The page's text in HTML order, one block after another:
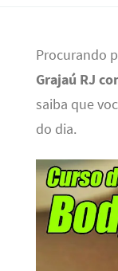
Procurando
Grajaú RJ
saiba que
do dia.